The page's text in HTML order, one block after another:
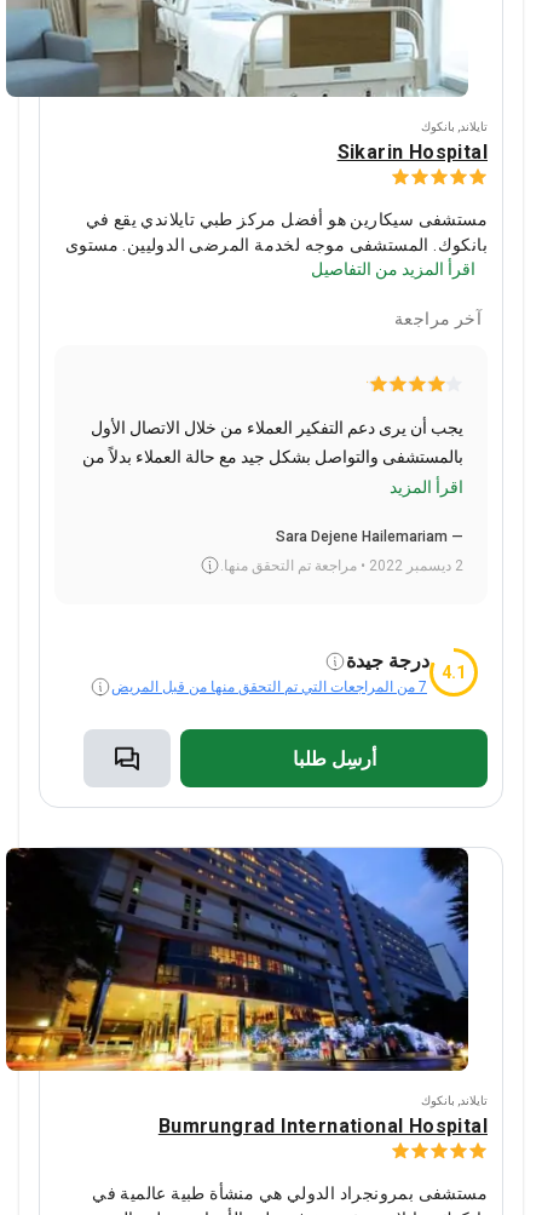
تايلاند, بانكوك
Sikarin Hospital
مستشفى سيكارين هو أفضل مركز طبي تايلاندي يقع في
بانكوك. المستشفى موجه لخدمة المرضى الدوليين. مستوى
الخدمة من الأفضل في العاصمة.
تخصصات سيكارين الرئيسية.
اقرأ المزيد من التفاصيل
آخر مراجعة
يجب أن يرى دعم التفكير العملاء من خلال الاتصال الأول
بالمستشفى والتواصل بشكل جيد مع حالة العملاء بدلاً من
المرضى الذين يحاولون شرح سبب وجودهم هناك
اقرأ المزيد
— Sara Dejene Hailemariam
2 ديسمبر 2022 • مراجعة تم التحقق منها.
4.1 درجة جيدة
7 من المراجعات التي تم التحقق منها من قبل المريض
أرسِل طلبا
تايلاند, بانكوك
Bumrungrad International Hospital
مستشفى بمرونجراد الدولي هي منشأة طبية عالمية في